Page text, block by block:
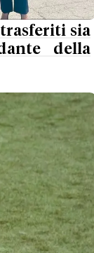
sia
della